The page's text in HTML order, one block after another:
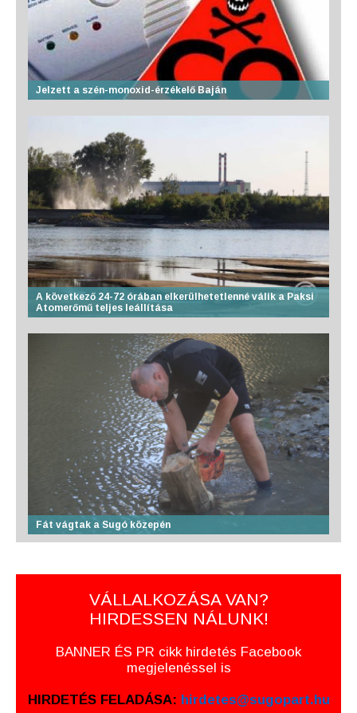
Jelzett a szén-monoxid-érzékelő Baján
A következő 24-72 órában elkerülhetetlenné válik a Paksi
Atomerőmű teljes leállítása
Fát vágtak a Sugó közepén
VÁLLALKOZÁSA VAN?
HIRDESSEN NÁLUNK!
BANNER ÉS PR cikk hirdetés Facebook
megjelenéssel is
HIRDETÉS FELADÁSA: hirdetes@sugopart.hu